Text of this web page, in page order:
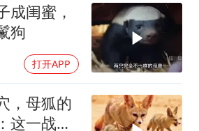
成闺蜜，
狗
打开APP
，母狐的
这一战，